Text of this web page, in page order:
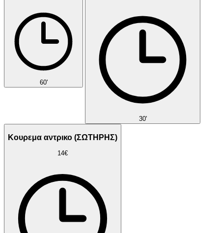
60'
30'
Κουρεμα αντρικο (ΣΩΤΗΡΗΣ)
14€